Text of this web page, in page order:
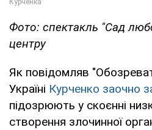
Фото: спектакль "Сад
центру
Як повідомляв
Україні Курченко заочно
підозрюють у скоєнні
створення злочинної